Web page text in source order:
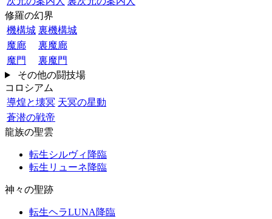
修羅の幻界
機構城 裏機構城
魔廊
裏魔廊
魔門
裏魔門
その他の闘技場
コロシアム
導煌と壊冥 天冥の星動
蒼潜の戦帝
龍族の聖雲
転生シルヴィ降臨
転生リューネ降臨
神々の聖跡
転生ヘラLUNA降臨